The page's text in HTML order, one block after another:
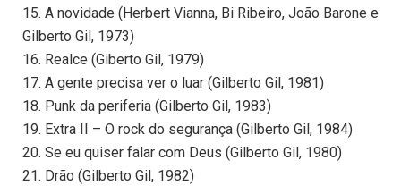
15. A novidade (Herbert Vianna, Bi Ribeiro, João Barone e
Gilberto Gil, 1973)
16. Realce (Giberto Gil, 1979)
17. A gente precisa ver o luar (Gilberto Gil, 1981)
18. Punk da periferia (Gilberto Gil, 1983)
19. Extra II – O rock do segurança (Gilberto Gil, 1984)
20. Se eu quiser falar com Deus (Gilberto Gil, 1980)
21. Drão (Gilberto Gil, 1982)